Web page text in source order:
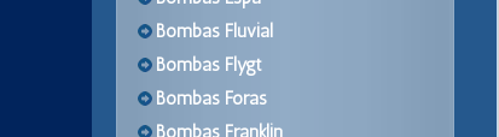
Bombas Fluvial
Bombas Flygt
Bombas Foras
Bombas Franklin